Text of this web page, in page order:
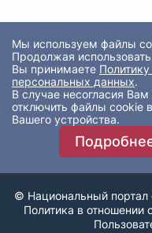
Мы используем файлы
Продолжая
Вы принимаете
персональных данных.
В случае несогласия
отключить файлы cookie
Вашего устройства.
Политика в отношении
© Национальный портал